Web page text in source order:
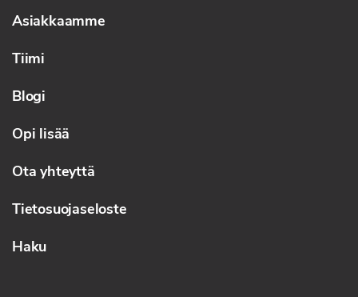
Asiakkaamme
Tiimi
Blogi
Opi lisää
Ota yhteyttä
Tietosuojaseloste
Haku